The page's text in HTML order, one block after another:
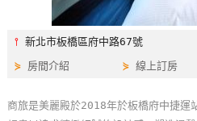
紅
你
⫯新北市板橋區府中路67號
⋟ 房間介紹 ⋟線上訂房
商旅是美麗殿於2018年於板橋府中捷運